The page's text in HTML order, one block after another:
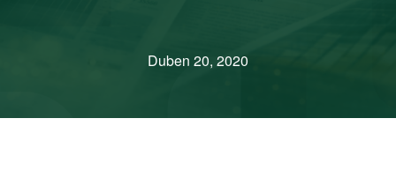
Duben 20, 2020